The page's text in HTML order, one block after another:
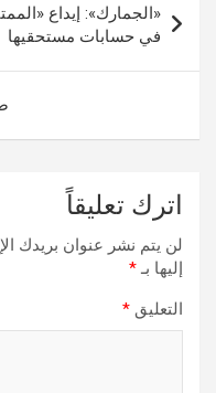
المقالات
«الجمارك»: إيداع
في حسابات مستحقيها
اترك تعليقاً
لن يتم نشر عنوان بريدك
إليها بـ*
التعليق *